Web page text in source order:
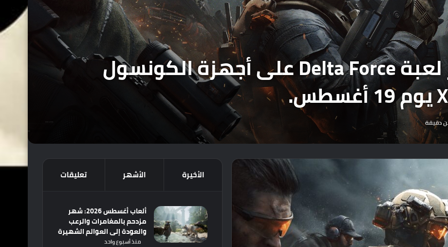
رسمياً : تاكيد اصدار لعبة Delta Force على أجهزة الكونسول
دقيقة
الأخيرة الأشهر تعليقات
ألعاب أغسطس 2026: شهر
مزدحم بالمغامرات والرعب
والعودة إلى العوالم الشهيرة
منذ أسبوع واحد